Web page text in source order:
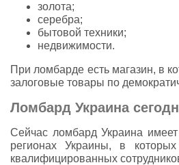
золота;
серебра;
бытовой техники;
недвижимости.
При ломбарде есть магазин, в
залоговые товары по
Ломбард Украина
Сейчас ломбард Украина
регионах Украины, в
квалифицированных